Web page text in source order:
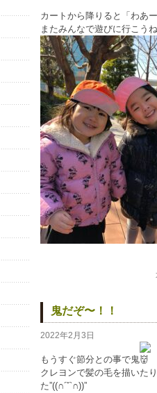
カートから降りると「わあ
またみんなで遊びに行こう
鬼だぞ〜！！
2022年2月3日
もうすぐ節分との事で鬼
クレヨンで髪の毛を描いた
た”((∩´˘`∩))”